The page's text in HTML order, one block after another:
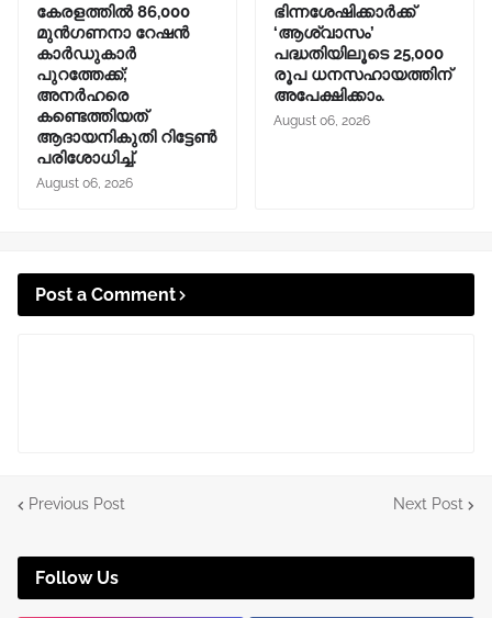
കേരളത്തിൽ 86,000
മുൻഗണനാ റേഷൻ
കാർഡുകാർ
പുറത്തേക്ക്;
അനർഹരെ
കണ്ടെത്തിയത്
ആദായനികുതി റിട്ടേൺ
പരിശോധിച്ച്.
August 06, 2026
ഭിന്നശേഷിക്കാർക്ക്
‘ആശ്വാസം’
പദ്ധതിയിലൂടെ 25,000
രൂപ ധനസഹായത്തിന്
അപേക്ഷിക്കാം.
August 06, 2026
Post a Comment
Previous Post Next Post
Follow Us